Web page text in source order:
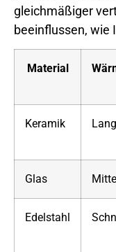
gleichmäßiger
beeinflussen, wie
Material
Keramik
Glas Mittel
Edelstahl